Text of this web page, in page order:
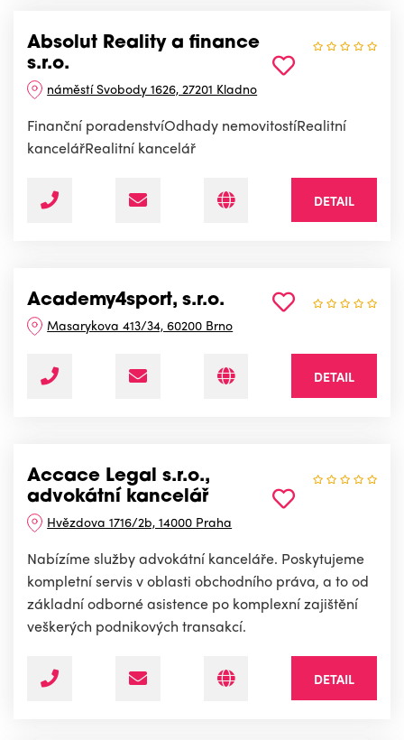
Absolut Reality a finance
s.r.o.
náměstí Svobody 1626, 27201 Kladno
Finanční poradenstvíOdhady nemovitostíRealitní
kancelářRealitní kancelář
DETAIL
Academy4sport, s.r.o.
Masarykova 413/34, 60200 Brno
DETAIL
Accace Legal s.r.o.,
advokátní kancelář
Hvězdova 1716/2b, 14000 Praha
Nabízíme služby advokátní kanceláře. Poskytujeme
kompletní servis v oblasti obchodního práva, a to od
základní odborné asistence po komplexní zajištění
veškerých podnikových transakcí.
DETAIL